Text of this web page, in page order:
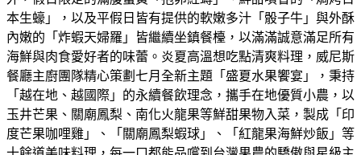
本生蠔」，以及平假日皆有提供的軟嫩多汁「骰子牛」與外酥
內嫩的「炸蝦天婦羅」皆繼續坐鎮餐檯，以滿滿誠意滿足所有
海鮮與肉食愛好者的味蕾。炎夏高溫想吃點清爽料理，威尼斯
餐廳主廚團隊精心策劃七月全新主題「盛夏水果饗宴」，秉持
「越在地、越國際」的永續餐飲理念，攜手在地優質小農，以
玉井芒果、關廟鳳梨、南化火龍果等鮮甜果物入菜，製成「印
度芒果咖哩雞」、「關廟鳳梨蝦球」、「紅龍果海鮮炒飯」等